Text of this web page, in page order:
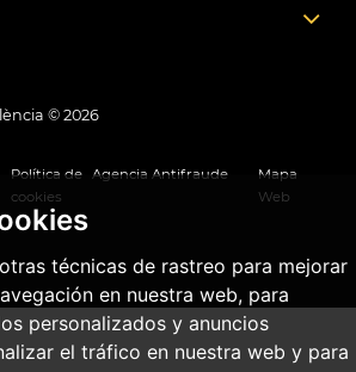
técnicas de rastreo para mejorar
en nuestra web, para
personalizados y anuncios
el tráfico en nuestra web y para
© 2026
Política de
cookies
Agencia Antifraude
Mapa
Web